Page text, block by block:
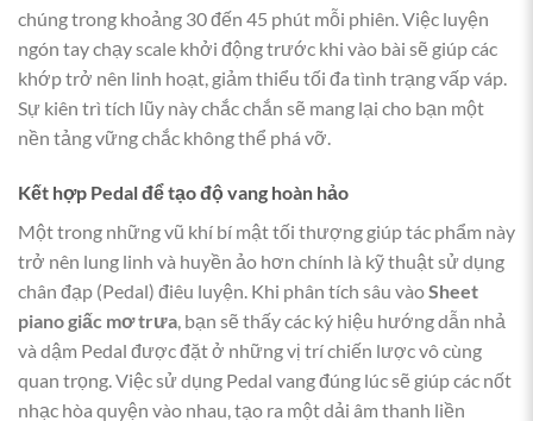
chúng trong khoảng 30 đến 45 phút mỗi phiên. Việc luyện
ngón tay chạy scale khởi động trước khi vào bài sẽ giúp các
khớp trở nên linh hoạt, giảm thiểu tối đa tình trạng vấp váp.
Sự kiên trì tích lũy này chắc chắn sẽ mang lại cho bạn một
nền tảng vững chắc không thể phá vỡ.
Kết hợp Pedal để tạo độ vang hoàn hảo
Một trong những vũ khí bí mật tối thượng giúp tác phẩm này
trở nên lung linh và huyền ảo hơn chính là kỹ thuật sử dụng
chân đạp (Pedal) điêu luyện. Khi phân tích sâu vàoSheet
piano giấc mơ trưa, bạn sẽ thấy các ký hiệu hướng dẫn nhả
và dậm Pedal được đặt ở những vị trí chiến lược vô cùng
quan trọng. Việc sử dụng Pedal vang đúng lúc sẽ giúp các nốt
nhạc hòa quyện vào nhau, tạo ra một dải âm thanh liền